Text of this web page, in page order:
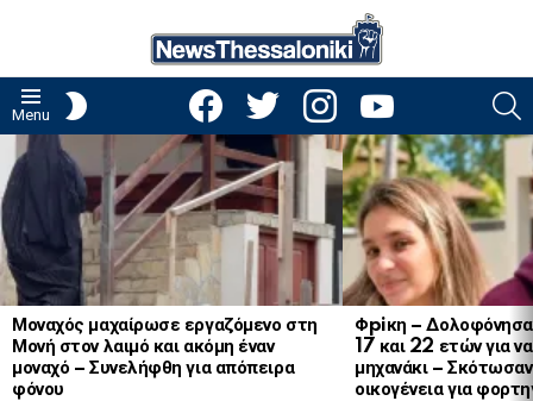
Menu
facebooktwitter instagramyoutube
LATEST
STORIES
Μοναχός μαχαίρωσε εργαζόμενο στη
Μονή στον λαιμό και ακόμη έναν
μοναχό – Συνελήφθη για απόπειρα
φόνου
Φpiκη –
17 και 22 ετών για
μηχανάκι – Σκότωσαν
οικογένεια για